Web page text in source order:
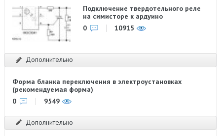
Подключение твердотельного реле
на симисторе к ардуино
0
10915
Дополнительно
Форма бланка переключения в электроустановках
(рекомендуемая форма)
0
9549
Дополнительно